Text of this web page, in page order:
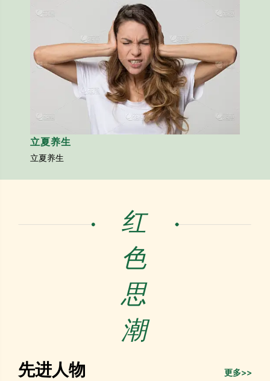
立夏养生
立夏养生
红
色
思
潮
先进人物 更多>>